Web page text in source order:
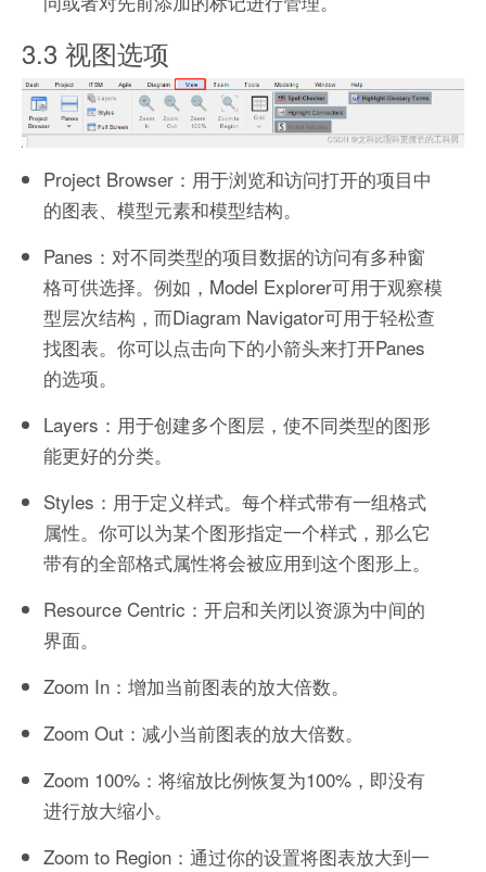
3.3 视图选项
Project Browser：用于浏览和访问打开的项目中
的图表、模型元素和模型结构。
Panes：对不同类型的项目数据的访问有多种窗
格可供选择。例如，Model Explorer可用于观察模
型层次结构，而Diagram Navigator可用于轻松查
找图表。你可以点击向下的小箭头来打开Panes
的选项。
Layers：用于创建多个图层，使不同类型的图形
能更好的分类。
Styles：用于定义样式。每个样式带有一组格式
属性。你可以为某个图形指定一个样式，那么它
带有的全部格式属性将会被应用到这个图形上。
Resource Centric：开启和关闭以资源为中间的
界面。
Zoom In：增加当前图表的放大倍数。
Zoom Out：减小当前图表的放大倍数。
Zoom 100%：将缩放比例恢复为100%，即没有
进行放大缩小。
Zoom to Region：通过你的设置将图表放大到一